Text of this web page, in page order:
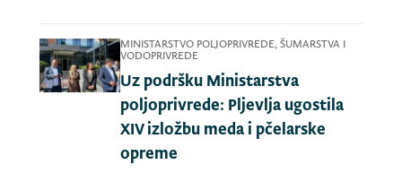
MINISTARSTVO POLJOPRIVREDE, ŠUMARSTVA I
VODOPRIVREDE
Uz podršku Ministarstva
poljoprivrede: Pljevlja ugostila
XIV izložbu meda i pčelarske
opreme